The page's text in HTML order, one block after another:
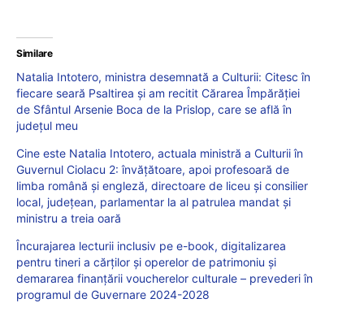
Similare
Natalia Intotero, ministra desemnată a Culturii: Citesc în
fiecare seară Psaltirea și am recitit Cărarea Împărăției
de Sfântul Arsenie Boca de la Prislop, care se află în
județul meu
Cine este Natalia Intotero, actuala ministră a Culturii în
Guvernul Ciolacu 2: învățătoare, apoi profesoară de
limba română și engleză, directoare de liceu și consilier
local, județean, parlamentar la al patrulea mandat și
ministru a treia oară
Încurajarea lecturii inclusiv pe e-book, digitalizarea
pentru tineri a cărților și operelor de patrimoniu și
demararea finanțării voucherelor culturale – prevederi în
programul de Guvernare 2024-2028